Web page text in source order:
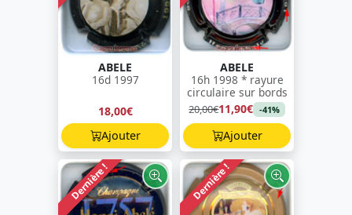
ABELE
16d 1997
18,00€
Ajouter
ABELE
16h 1998 * rayure
circulaire sur bords
20,00€11,90€ -41%
Ajouter
Dernière ! Dernière !